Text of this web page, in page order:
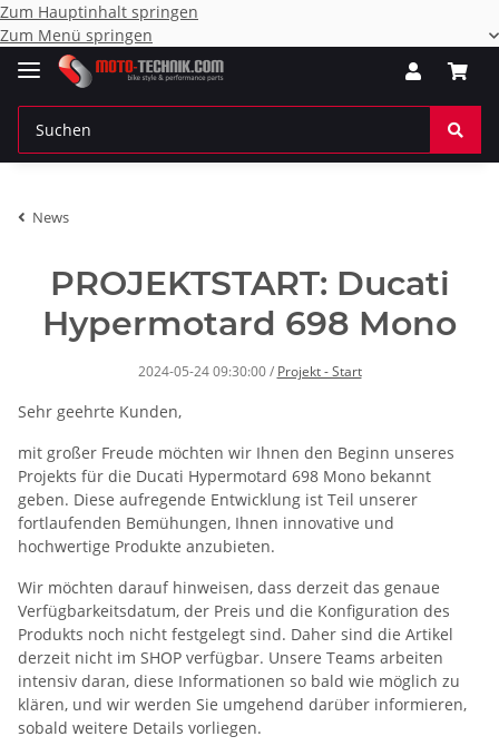
Zum Hauptinhalt springen
Zum Menü springen
News
PROJEKTSTART: Ducati
Hypermotard 698 Mono
2024-05-24 09:30:00 / Projekt - Start
Sehr geehrte Kunden,
mit großer Freude möchten wir Ihnen den Beginn unseres
Projekts für die Ducati Hypermotard 698 Mono bekannt
geben. Diese aufregende Entwicklung ist Teil unserer
fortlaufenden Bemühungen, Ihnen innovative und
hochwertige Produkte anzubieten.
Wir möchten darauf hinweisen, dass derzeit das genaue
Verfügbarkeitsdatum, der Preis und die Konfiguration des
Produkts noch nicht festgelegt sind. Daher sind die Artikel
derzeit nicht im SHOP verfügbar. Unsere Teams arbeiten
intensiv daran, diese Informationen so bald wie möglich zu
klären, und wir werden Sie umgehend darüber informieren,
sobald weitere Details vorliegen.